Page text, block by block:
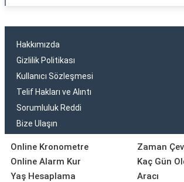
Hakkımızda
Gizlilik Politikası
Kullanıcı Sözleşmesi
Telif Hakları ve Alıntı
Sorumluluk Reddi
Bize Ulaşın
Online Kronometre
Online Alarm Kur
Yaş Hesaplama
Zaman
Kaç Gün
Aracı